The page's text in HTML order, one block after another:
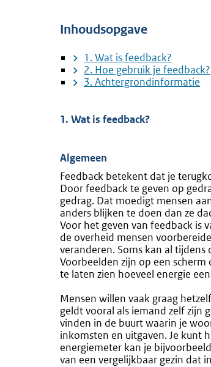
Inhoudsopgave
1. Wat is feedback?
2. Hoe gebruik je feedback?
3. Achtergrondinformatie
1. Wat is feedback?
Algemeen
Feedback betekent dat je
Door feedback te geven op
gedrag. Dat moedigt mensen
anders blijken te doen dan ze
Voor het geven van feedback is
de overheid mensen
veranderen. Soms kan al
Voorbeelden zijn op een
te laten zien hoeveel energie
Mensen willen vaak graag
geldt vooral als iemand zelf zijn
vinden in de buurt waarin je
inkomsten en uitgaven.Je kunt
energiemeter kan je
van een vergelijkbaar gezin dat